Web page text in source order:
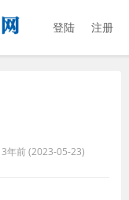
登陆 注册
3年前 (2023-05-23)